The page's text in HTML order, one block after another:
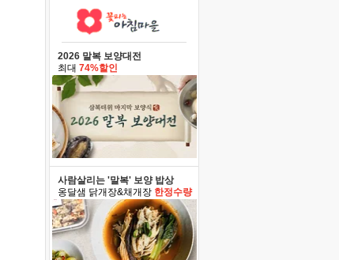
2026 말복 보양대전
최대 74%할인
사람살리는 '말복' 보양 밥상
옹달샘 닭개장&채개장 한정수량